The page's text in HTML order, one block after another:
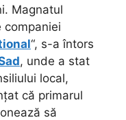
Magnatul
companiei
“, s-a întors
, unde a stat
local,
că primarul
să